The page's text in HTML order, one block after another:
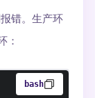
错。生产环
：
bash